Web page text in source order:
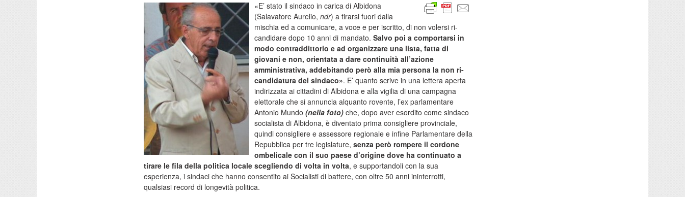
«E’ stato il sindaco in carica di Albidona
(Salavatore Aurelio, ndr) a tirarsi fuori dalla
mischia ed a comunicare, a voce e per iscritto, di non volersi ri-
candidare dopo 10 anni di mandato. Salvo poi a comportarsi in
modo contraddittorio e ad organizzare una lista, fatta di
giovani e non, orientata a dare continuità all’azione
amministrativa, addebitando però alla mia persona la non ri-
candidatura del sindaco». E’ quanto scrive in una lettera aperta
indirizzata ai cittadini di Albidona e alla vigilia di una campagna
elettorale che si annuncia alquanto rovente, l’ex parlamentare
Antonio Mundo (nella foto) che, dopo aver esordito come sindaco
socialista di Albidona, è diventato prima consigliere provinciale,
quindi consigliere e assessore regionale e infine Parlamentare della
Repubblica per tre legislature, senza però rompere il cordone
ombelicale con il suo paese d’origine dove ha continuato a
tirare le fila della politica locale scegliendo di volta in volta, e supportandoli con la sua
esperienza, i sindaci che hanno consentito ai Socialisti di battere, con oltre 50 anni ininterrotti,
qualsiasi record di longevità politica.